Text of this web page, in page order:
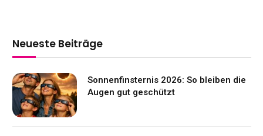
Neueste Beiträge
Sonnenfinsternis 2026: So bleiben die
Augen gut geschützt